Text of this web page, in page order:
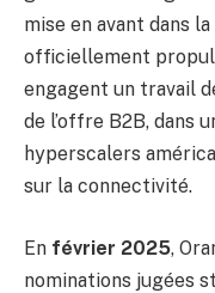
mise en avant dans
officiellement
engagent un travail
de l’offre B2B, dans
hyperscalers
sur la connectivité.
En février 2025,
nominations jugées